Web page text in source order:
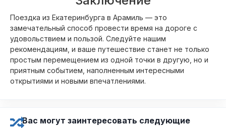
Поездка из Екатеринбурга в Арамиль — это
замечательный способ провести время на дороге с
удовольствием и пользой. Следуйте нашим
рекомендациям, и ваше путешествие станет не только
простым перемещением из одной точки в другую, но и
приятным событием, наполненным интересными
открытиями и новыми впечатлениями.
Вас могут заинтересовать следующие